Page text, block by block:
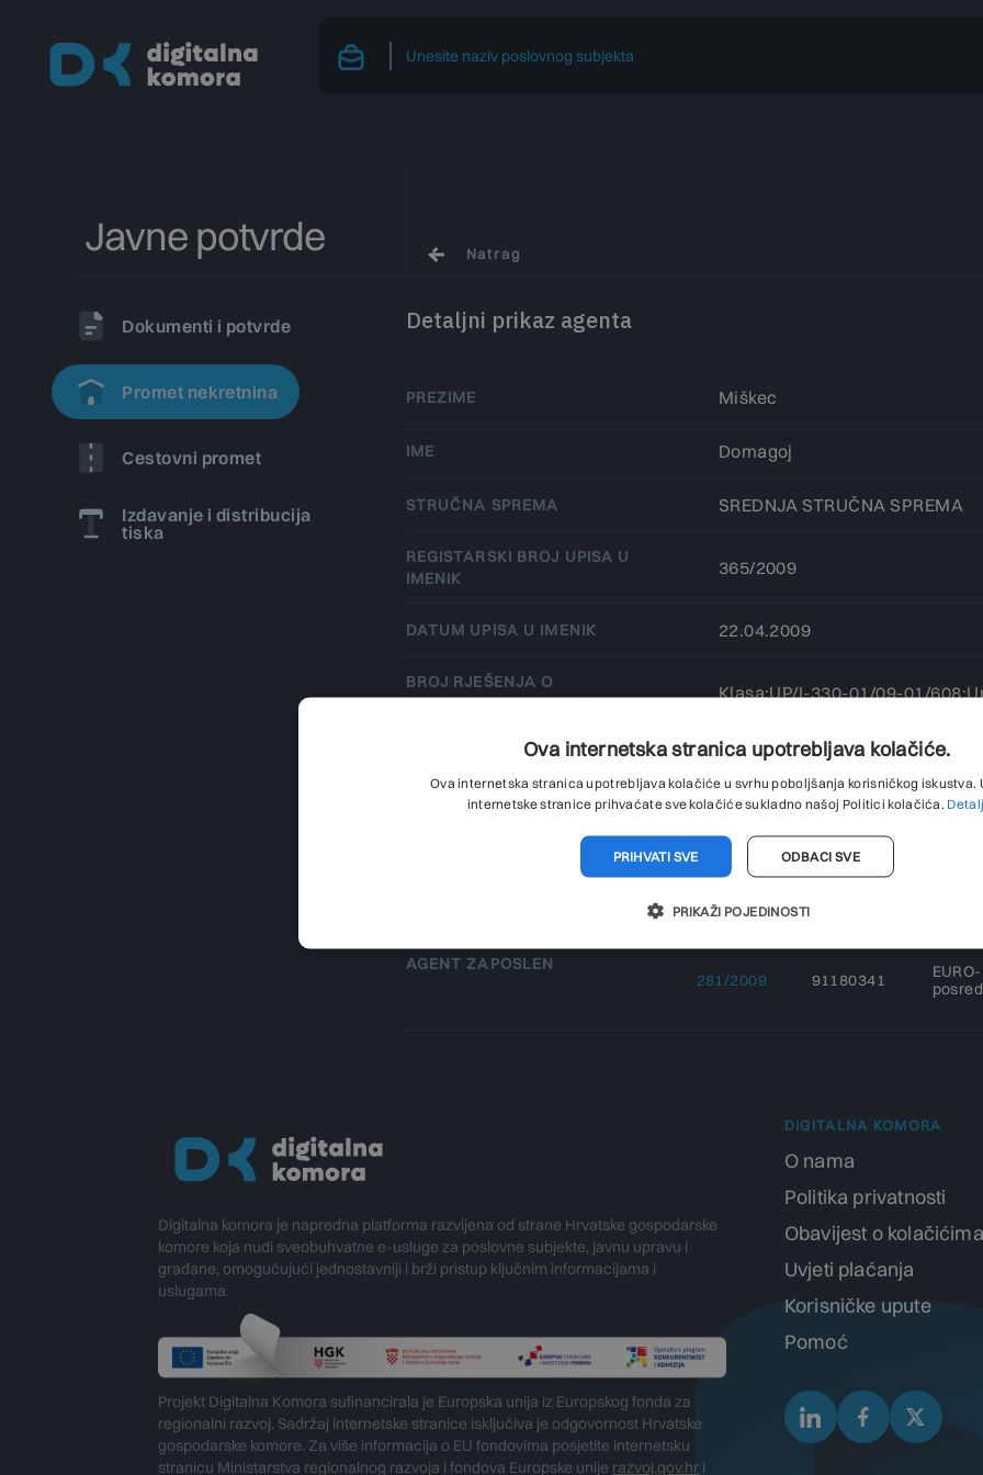
Javne potvrde
Dokumenti i potvrde
Promet nekretnina
Cestovni promet
Izdavanje i distribucija
tiska
Natrag
Detaljni prikaz agenta
PREZIME Miškec
IME Domagoj
STRUČNA SPREMA SREDNJA STRUČNA SPREMA
REGISTARSKI BROJ UPISA U
IMENIK
365/2009
DATUM UPISA U IMENIK 22.04.2009
BROJ RJEŠENJA O
ISPUNJAVANJU UVJETA
Klasa:UP/I-330-01/09-01/
DATUM RJEŠENJA O
ISPUNJAVANJU UVJETA
15.04.2009
AGENT ZAPOSLEN
BROJ
281/2009 91180341
Digitalna komora je napredna platforma razvijena od strane Hrvatske gospodarske
komore koja nudi sveobuhvatne e-usluge za poslovne subjekte, javnu upravu i
građane, omogućujući jednostavniji i brži pristup ključnim informacijama i
uslugama.
Projekt Digitalna Komora sufinancirala je Europska unija iz Europskog fonda za
regionalni razvoj. Sadržaj internetske stranice isključiva je odgovornost Hrvatske
gospodarske komore. Za više informacija o EU fondovima posjetite internetsku
stranicu Ministarstva regionalnog razvoja i fondova Europske unije razvoj.gov.hr i
DIGITALNA KOMORA
O nama
Politika privatnosti
Obavijest o kolačićima
Uvjeti plaćanja
Korisničke upute
Pomoć
Ova internetska stranica upotrebljava kolačiće.
Ova internetska stranica upotrebljava kolačiće u svrhu poboljšanja korisničkog iskustva.
internetske stranice prihvaćate sve kolačiće sukladno našoj Politici kolačića.
PRIHVATI SVE ODBACI SVE
PRIKAŽI POJEDINOSTI